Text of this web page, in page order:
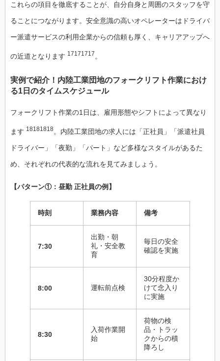
これらの項目を徹底することが、自分自身と周囲のスタッフを守
ることにつながります。安全意識の高いオペレーターはドライバ
ー派遣サービスの利用企業からの信頼も厚く、キャリアアップへ
の近道となります 17171717 。
実例で紹介！内陸工業団地のフォークリフト作業におけ
る1日のタイムスケジュール
フォークリフト作業の1日は、雇用形態やシフトによって異なり
ます 18181818。内陸工業団地の求人には「正社員」「派遣社員
ドライバー」「夜勤」「パート」など多様なスタイルがあるた
め、それぞれの代表的な流れを見てみましょう。
【パターン①：昼勤 正社員の例】
時刻 業務内容 備考
7:30
出勤・朝
礼・安全教
育
毎日の安全
確認を実施
8:00 運転前点検
30分程度か
けて念入り
に実施
8:30
入荷作業開
始
荷物の検
品・トラッ
クからの積
降ろし